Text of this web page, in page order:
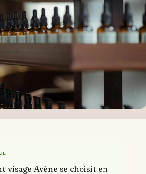
visage Avène se choisit en